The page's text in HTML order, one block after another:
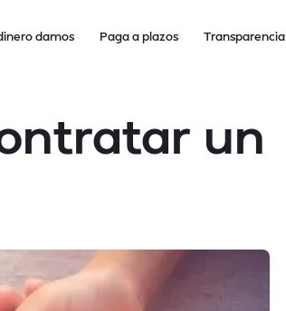
damos Paga a plazos Transparencia
un